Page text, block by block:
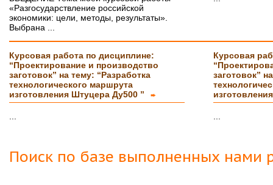
СПАСИБО!!!
Вера
07.03.18
Яна
06.10.2017
Большое спасибо Вам и автору!!! Это именно то,
что нужно!!!!!
Спасибо, что ВЫ есть!!!
«Разгосударствление российской
экономики: цели, методы, результаты».
Выбрана ...
Курсовая работа по дисциплине:
“Проектирование и производство
заготовок” на тему: “Разработка
технологического маршрута
изготовления Штуцера Ду500 ”
➨
Курсовая
заготовок”
Поиск по базе выполненных нами